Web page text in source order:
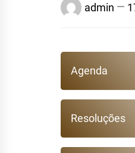
admin
Agenda
Resoluções